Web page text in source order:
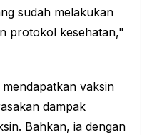
sudah melakukan
protokol kesehatan,"
vaksin
dampak
Bahkan, ia dengan